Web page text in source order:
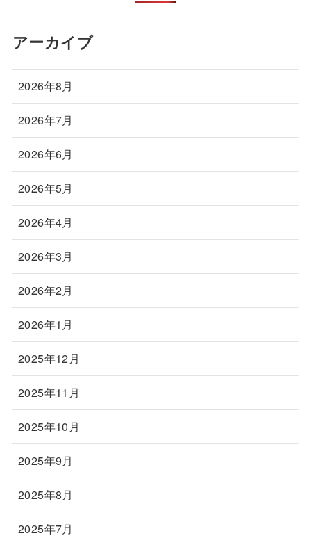
アーカイブ
2026年8月
2026年7月
2026年6月
2026年5月
2026年4月
2026年3月
2026年2月
2026年1月
2025年12月
2025年11月
2025年10月
2025年9月
2025年8月
2025年7月